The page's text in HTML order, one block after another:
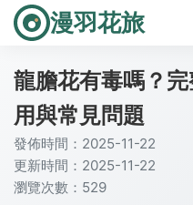
漫羽花旅
龍膽花有毒嗎？
用與常見問題
發佈時間：2025-11-22
更新時間：2025-11-22
瀏覽次數：529